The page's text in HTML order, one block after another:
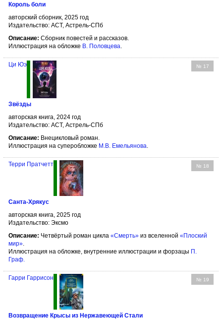
Король боли
авторский сборник, 2025 год
Издательство: АСТ, Астрель-СПб
Описание: Сборник повестей и рассказов.
Иллюстрация на обложке В. Половцева.
№ 17
Ци Юэ
Звёзды
авторская книга, 2024 год
Издательство: АСТ, Астрель-СПб
Описание: Внецикловый роман.
Иллюстрация на суперобложке М.В. Емельянова.
№ 18
Терри Пратчетт
Санта-Хрякус
авторская книга, 2025 год
Издательство: Эксмо
Описание: Четвёртый роман цикла «Смерть» из вселенной «Плоский
мир».
Иллюстрация на обложке, внутренние иллюстрации и форзацы П.
Граф.
№ 19
Гарри Гаррисон
Возвращение Крысы из Нержавеющей Стали